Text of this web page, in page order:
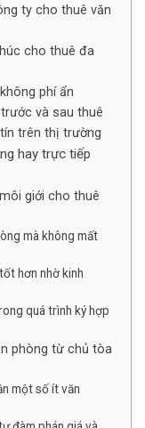
ty cho thuê văn
cho thuê đa
phí ẩn
và sau thuê
trên thị trường
hay trực tiếp
giới cho thuê
mà không mất
hơn nhờ kinh
quá trình ký hợp
phòng từ chủ tòa
một số ít văn